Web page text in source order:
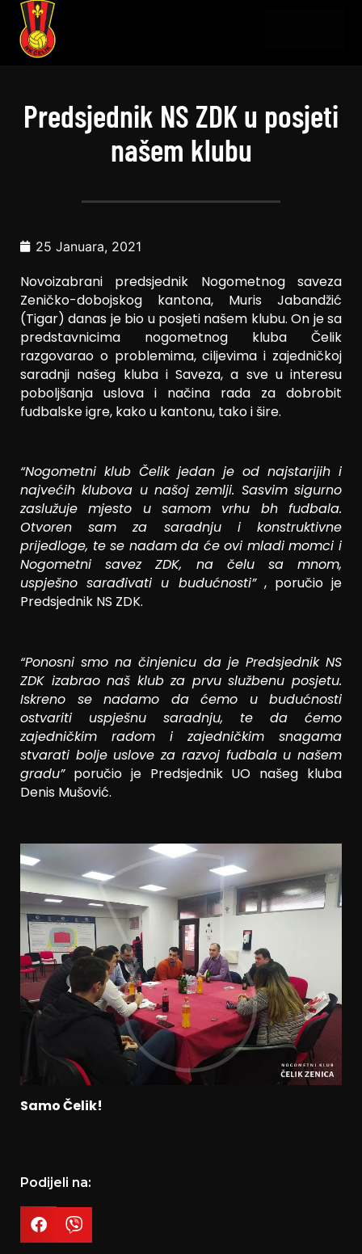
Predsjednik NS ZDK u posjeti
našem klubu
25 Januara, 2021
Novoizabrani predsjednik Nogometnog saveza
Zeničko-dobojskog kantona, Muris Jabandžić
(Tigar) danas je bio u posjeti našem klubu. On je sa
predstavnicima nogometnog kluba Čelik
razgovarao o problemima, ciljevima i zajedničkoj
saradnji našeg kluba i Saveza, a sve u interesu
poboljšanja uslova i načina rada za dobrobit
fudbalske igre, kako u kantonu, tako i šire.
“Nogometni klub Čelik jedan je od najstarijih i
najvećih klubova u našoj zemlji. Sasvim sigurno
zaslužuje mjesto u samom vrhu bh fudbala.
Otvoren sam za saradnju i konstruktivne
prijedloge, te se nadam da će ovi mladi momci i
Nogometni savez ZDK, na čelu sa mnom,
uspješno sarađivati u budućnosti”, poručio je
Predsjednik NS ZDK.
“Ponosni smo na činjenicu da je Predsjednik NS
ZDK izabrao naš klub za prvu službenu posjetu.
Iskreno se nadamo da ćemo u budućnosti
ostvariti uspješnu saradnju, te da ćemo
zajedničkim radom i zajedničkim snagama
stvarati bolje uslove za razvoj fudbala u našem
gradu”poručio je Predsjednik UO našeg kluba
Denis Mušović.
Samo Čelik!
Podijeli na: